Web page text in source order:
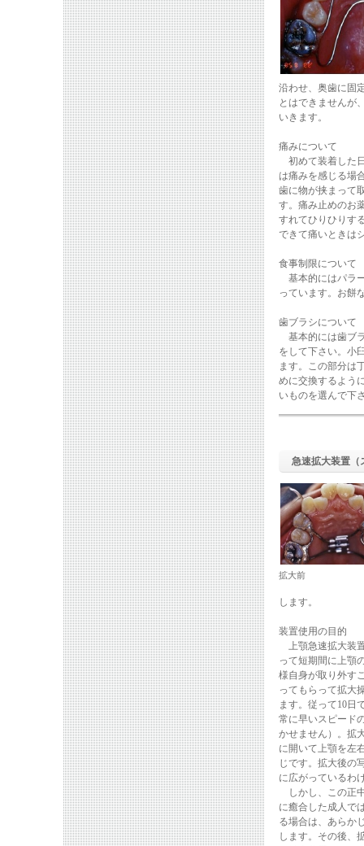
沿わせ、奥歯に固
とはできませんが
いきます。
痛みについて
初めて装着した
は痛みを感じる場
歯に物が挟まって
す。痛み止めのお
すれてひりひりす
できて痛いときは
食事制限について
基本的にはパラ
っています。お餅
歯ブラシについて
基本的には歯ブ
をして下さい。小
ます。この部分は
めに交換するよう
いものを選んで下
急速拡大装置（
拡大前
します。
装置使用の目的
上顎急速拡大装
って短期間に上顎
様自身が取り外す
ってもらって拡大
ます。従って10日
常に早いスピード
かせません）。拡
に開いて上顎を左
じです。拡大後の
に広がっているわ
しかし、この正
に癒合した成人で
る場合は、あらか
します。その後、